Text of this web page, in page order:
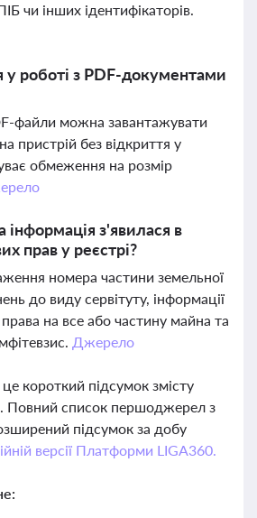
чи інших ідентифікаторів.
роботі з PDF-документами
файли можна завантажувати
пристрій без відкриття у
обмеження на розмір
інформація з'явилася в
прав у реєстрі?
номера частини земельної
до виду сервітуту, інформації
на все або частину майна та
Джерело
короткий підсумок змісту
Повний список першоджерел з
підсумок за добу
версії Платформи LIGA360.